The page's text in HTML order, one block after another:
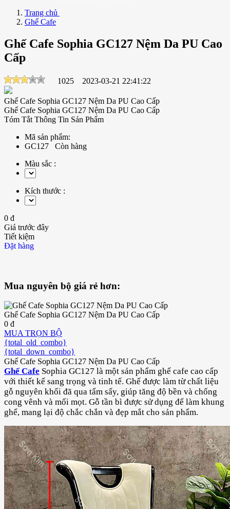
Trang chủ
Ghế Cafe
Ghế Cafe Sophia GC127 Nệm Da PU Cao
Cấp
1025 2023-03-21 22:41:22
Ghế Cafe Sophia GC127 Nệm Da PU Cao Cấp
Ghế Cafe Sophia GC127 Nệm Da PU Cao Cấp
Tóm Tắt Thông Tin Sản Phẩm
Mã sản phẩm:
GC127 Còn hàng
Màu sắc :
Kích thước :
0 đ
Giá trước đây
Tiết kiệm
Đặt hàng
Mua nguyên bộ giá rẻ hơn:
Ghế Cafe Sophia GC127 Nệm Da PU Cao Cấp
0 đ
MUA TRỌN BỘ
{total_old_combo}
{total_down_combo}
Ghế Cafe Sophia GC127 Nệm Da PU Cao Cấp
Ghế Cafe Sophia GC127 là một sản phẩm ghế cafe cao cấp
với thiết kế sang trọng và tinh tế. Ghế được làm từ chất liệu
gỗ nguyên khối đã qua tẩm sấy, giúp tăng độ bền và chống
cong vênh và mối mọt. Gỗ tần bì được sử dụng để làm khung
ghế, mang lại độ chắc chắn và đẹp mắt cho sản phẩm.